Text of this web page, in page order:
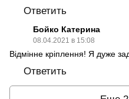
Ответить
Бойко Катерина
08.04.2021 в 15:08
Відмінне кріплення! Я дуже
Ответить